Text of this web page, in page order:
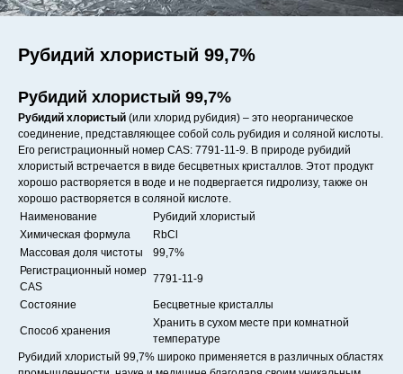
Рубидий хлористый 99,7%
Рубидий хлористый 99,7%
Рубидий хлористый (или хлорид рубидия) – это неорганическое
соединение, представляющее собой соль рубидия и соляной кислоты.
Его регистрационный номер CAS: 7791-11-9. В природе рубидий
хлористый встречается в виде бесцветных кристаллов. Этот продукт
хорошо растворяется в воде и не подвергается гидролизу, также он
хорошо растворяется в соляной кислоте.
Наименование
Рубидий хлористый
Химическая формула
RbCl
Массовая доля чистоты
99,7%
Регистрационный номер
CAS
7791-11-9
Состояние Бесцветные кристаллы
Способ хранения
Хранить в сухом месте при комнатной
температуре
Рубидий хлористый 99,7% широко применяется в различных областях